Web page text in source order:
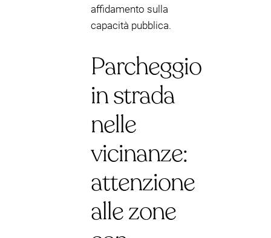
affidamento sulla
capacità pubblica.
Parcheggio
in strada
nelle
vicinanze:
attenzione
alle zone